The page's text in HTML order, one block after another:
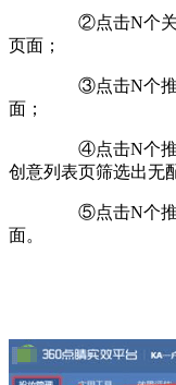
②点击N个关
页面；
③点击N个推
面；
④点击N个推广
创意列表页筛选出无
⑤点击N个推
面。